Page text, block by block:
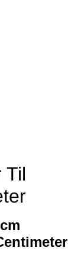
Til